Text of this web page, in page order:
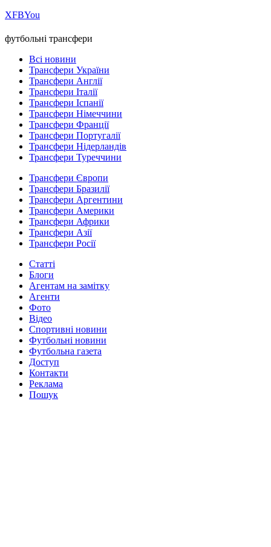
ХFBYou
футбольні трансфери
Всі новини
Трансфери України
Трансфери Англії
Трансфери Італії
Трансфери Іспанії
Трансфери Німеччини
Трансфери Франції
Трансфери Португалії
Трансфери Нідерландів
Трансфери Туреччини
Трансфери Європи
Трансфери Бразилії
Трансфери Аргентини
Трансфери Америки
Трансфери Африки
Трансфери Азії
Трансфери Росії
Статті
Блоги
Агентам на замітку
Агенти
Фото
Відео
Спортивні новини
Футбольні новини
Футбольна газета
Доступ
Контакти
Реклама
Пошук